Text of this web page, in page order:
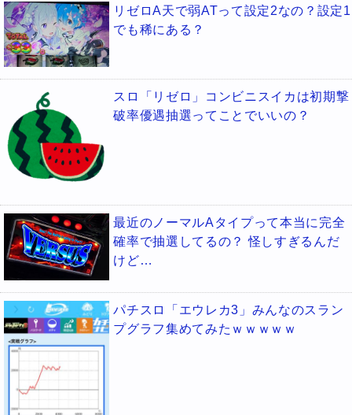
リゼロA天で弱ATって設定2なの？設定1
でも稀にある？
スロ「リゼロ」コンビニスイカは初期撃
破率優遇抽選ってことでいいの？
最近のノーマルAタイプって本当に完全
確率で抽選してるの？ 怪しすぎるんだ
けど…
パチスロ「エウレカ3」みんなのスラン
プグラフ集めてみたｗｗｗｗｗ